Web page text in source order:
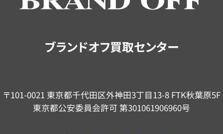
ブランドオフ買取センター
〒101-0021 東京都千代田区外神田3丁目13-8 FTK秋葉原5F
東京都公安委員会許可 第301061906960号